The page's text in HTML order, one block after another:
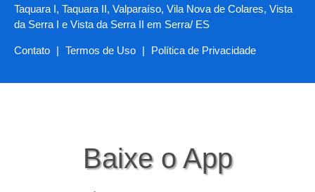
Taquara I, Taquara II, Valparaíso, Vila Nova de Colares, Vista
da Serra I e Vista da Serra II em Serra/ ES
Contato | Termos de Uso | Política de Privacidade
Baixe o App